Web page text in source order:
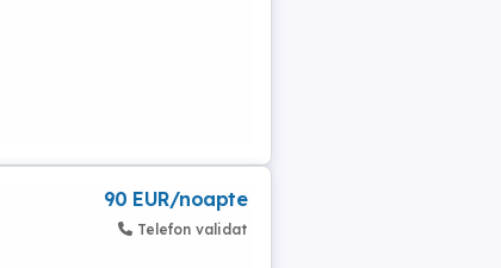
90 EUR/noapte
Telefon validat